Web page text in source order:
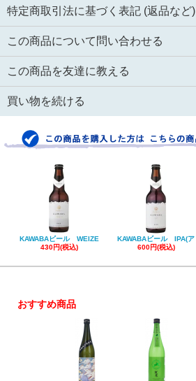
特定商取引法に基づく表記 (返品など)
この商品について問い合わせる
この商品を友達に教える
買い物を続ける
KAWABAビール WEIZE
430円(税込)
KAWABAビール IPA(ア
600円(税込)
おすすめ商品